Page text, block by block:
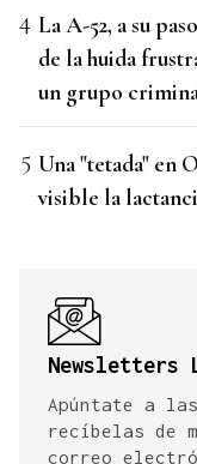
La A-52, a su
de la huida
un grupo
Una "tetada" en
visible la
Newsletters
Apúntate a
recíbelas de
correo